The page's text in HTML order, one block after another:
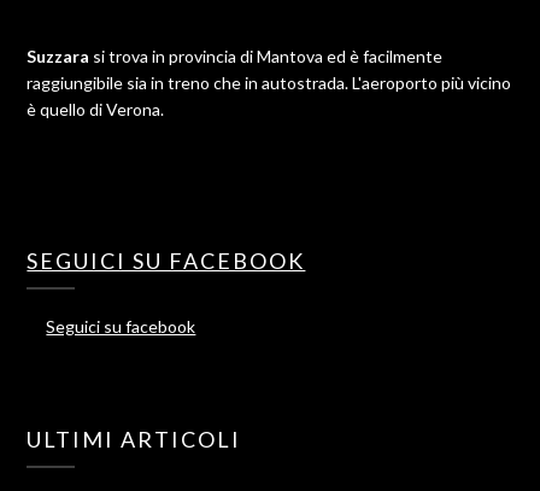
Suzzara si trova in provincia di Mantova ed è facilmente
raggiungibile sia in treno che in autostrada. L'aeroporto più vicino
è quello di Verona.
SEGUICI SU FACEBOOK
Seguici su facebook
ULTIMI ARTICOLI